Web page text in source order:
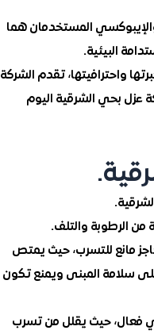
المستخدمان هما
البيئية.
واحترافيتها، تقدم الشركة
عزل بحي الشرقية اليوم
من الرطوبة والتلف.
مانع للتسرب، حيث يمتص
سلامة المبنى ويمنع تكون
فعال، حيث يقلل من تسرب